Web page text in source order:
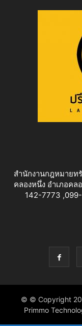
สำนักงานกฎหมายท
คลองหนึ่ง อำเภอคล
142-7773
© © Copyright
Primmo